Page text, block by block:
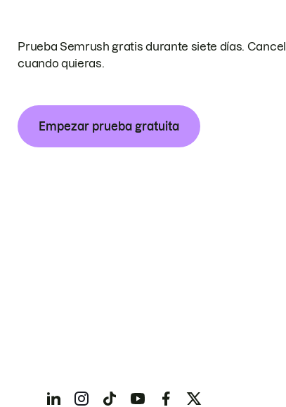
Prueba Semrush gratis durante siete días.
cuando quieras.
Empezar prueba gratuita